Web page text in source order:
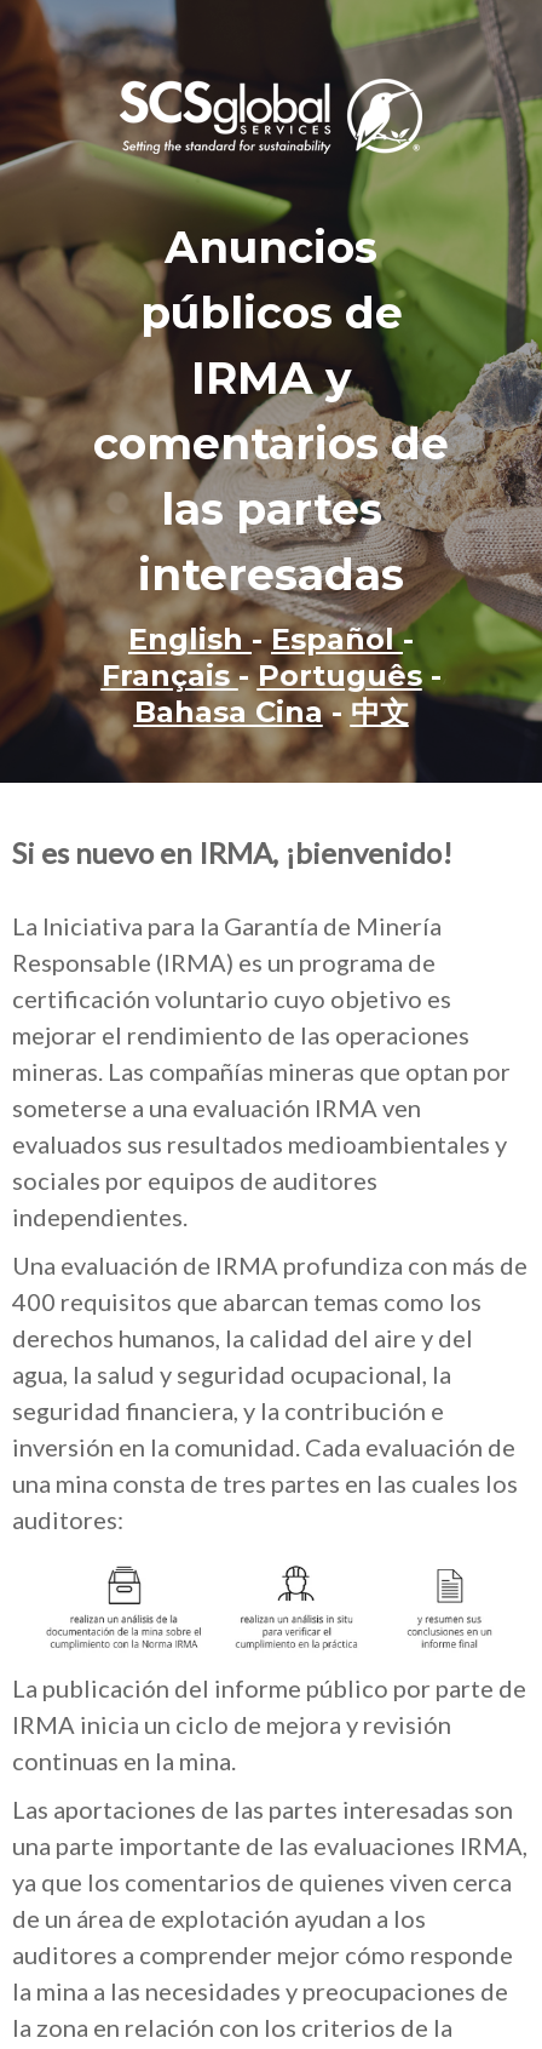
Anuncios
públicos de
IRMA y
comentarios de
las partes
interesadas
English-Español-
Français-Português -
Bahasa Cina- 中文
Si es nuevo en IRMA, ¡bienvenido!
La Iniciativa para la Garantía de Minería
Responsable (IRMA) es un programa de
certificación voluntario cuyo objetivo es
mejorar el rendimiento de las operaciones
mineras. Las compañías mineras que optan por
someterse a una evaluación IRMA ven
evaluados sus resultados medioambientales y
sociales por equipos de auditores
independientes.
Una evaluación de IRMA profundiza con más de
400 requisitos que abarcan temas como los
derechos humanos, la calidad del aire y del
agua, la salud y seguridad ocupacional, la
seguridad financiera, y la contribución e
inversión en la comunidad. Cada evaluación de
una mina consta de tres partes en las cuales los
auditores:
La publicación del informe público por parte de
IRMA inicia un ciclo de mejora y revisión
continuas en la mina.
Las aportaciones de las partes interesadas son
una parte importante de las evaluaciones IRMA,
ya que los comentarios de quienes viven cerca
de un área de explotación ayudan a los
auditores a comprender mejor cómo responde
la mina a las necesidades y preocupaciones de
la zona en relación con los criterios de la